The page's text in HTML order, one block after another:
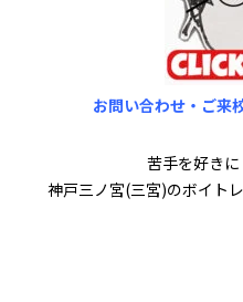
お問い合わせ・ご来
苦手を好き
神戸三ノ宮(三宮)のボイト